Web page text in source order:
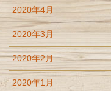
2020年4月
2020年3月
2020年2月
2020年1月